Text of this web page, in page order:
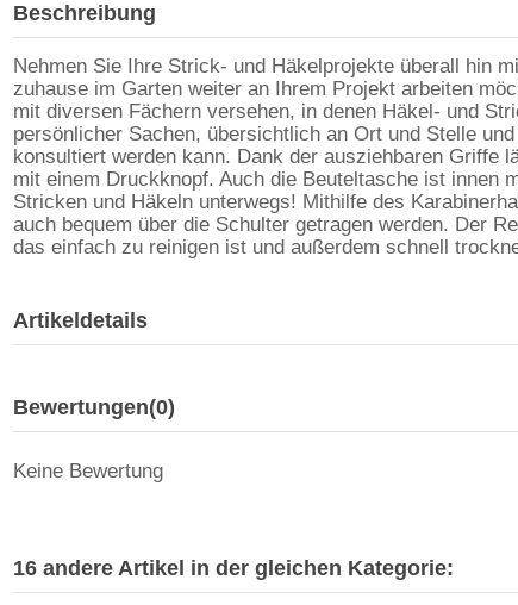
Beschreibung
Nehmen Sie Ihre Strick- und Häkelprojekte überall hin
zuhause im Garten weiter an Ihrem Projekt arbeiten
mit diversen Fächern versehen, in denen Häkel- und
persönlicher Sachen, übersichtlich an Ort und Stelle
konsultiert werden kann. Dank der ausziehbaren Griffe
mit einem Druckknopf. Auch die Beuteltasche ist innen
Stricken und Häkeln unterwegs! Mithilfe des
auch bequem über die Schulter getragen werden. Der
das einfach zu reinigen ist und außerdem schnell
Artikeldetails
Bewertungen(0)
Keine Bewertung
16 andere Artikel in der gleichen Kategorie: